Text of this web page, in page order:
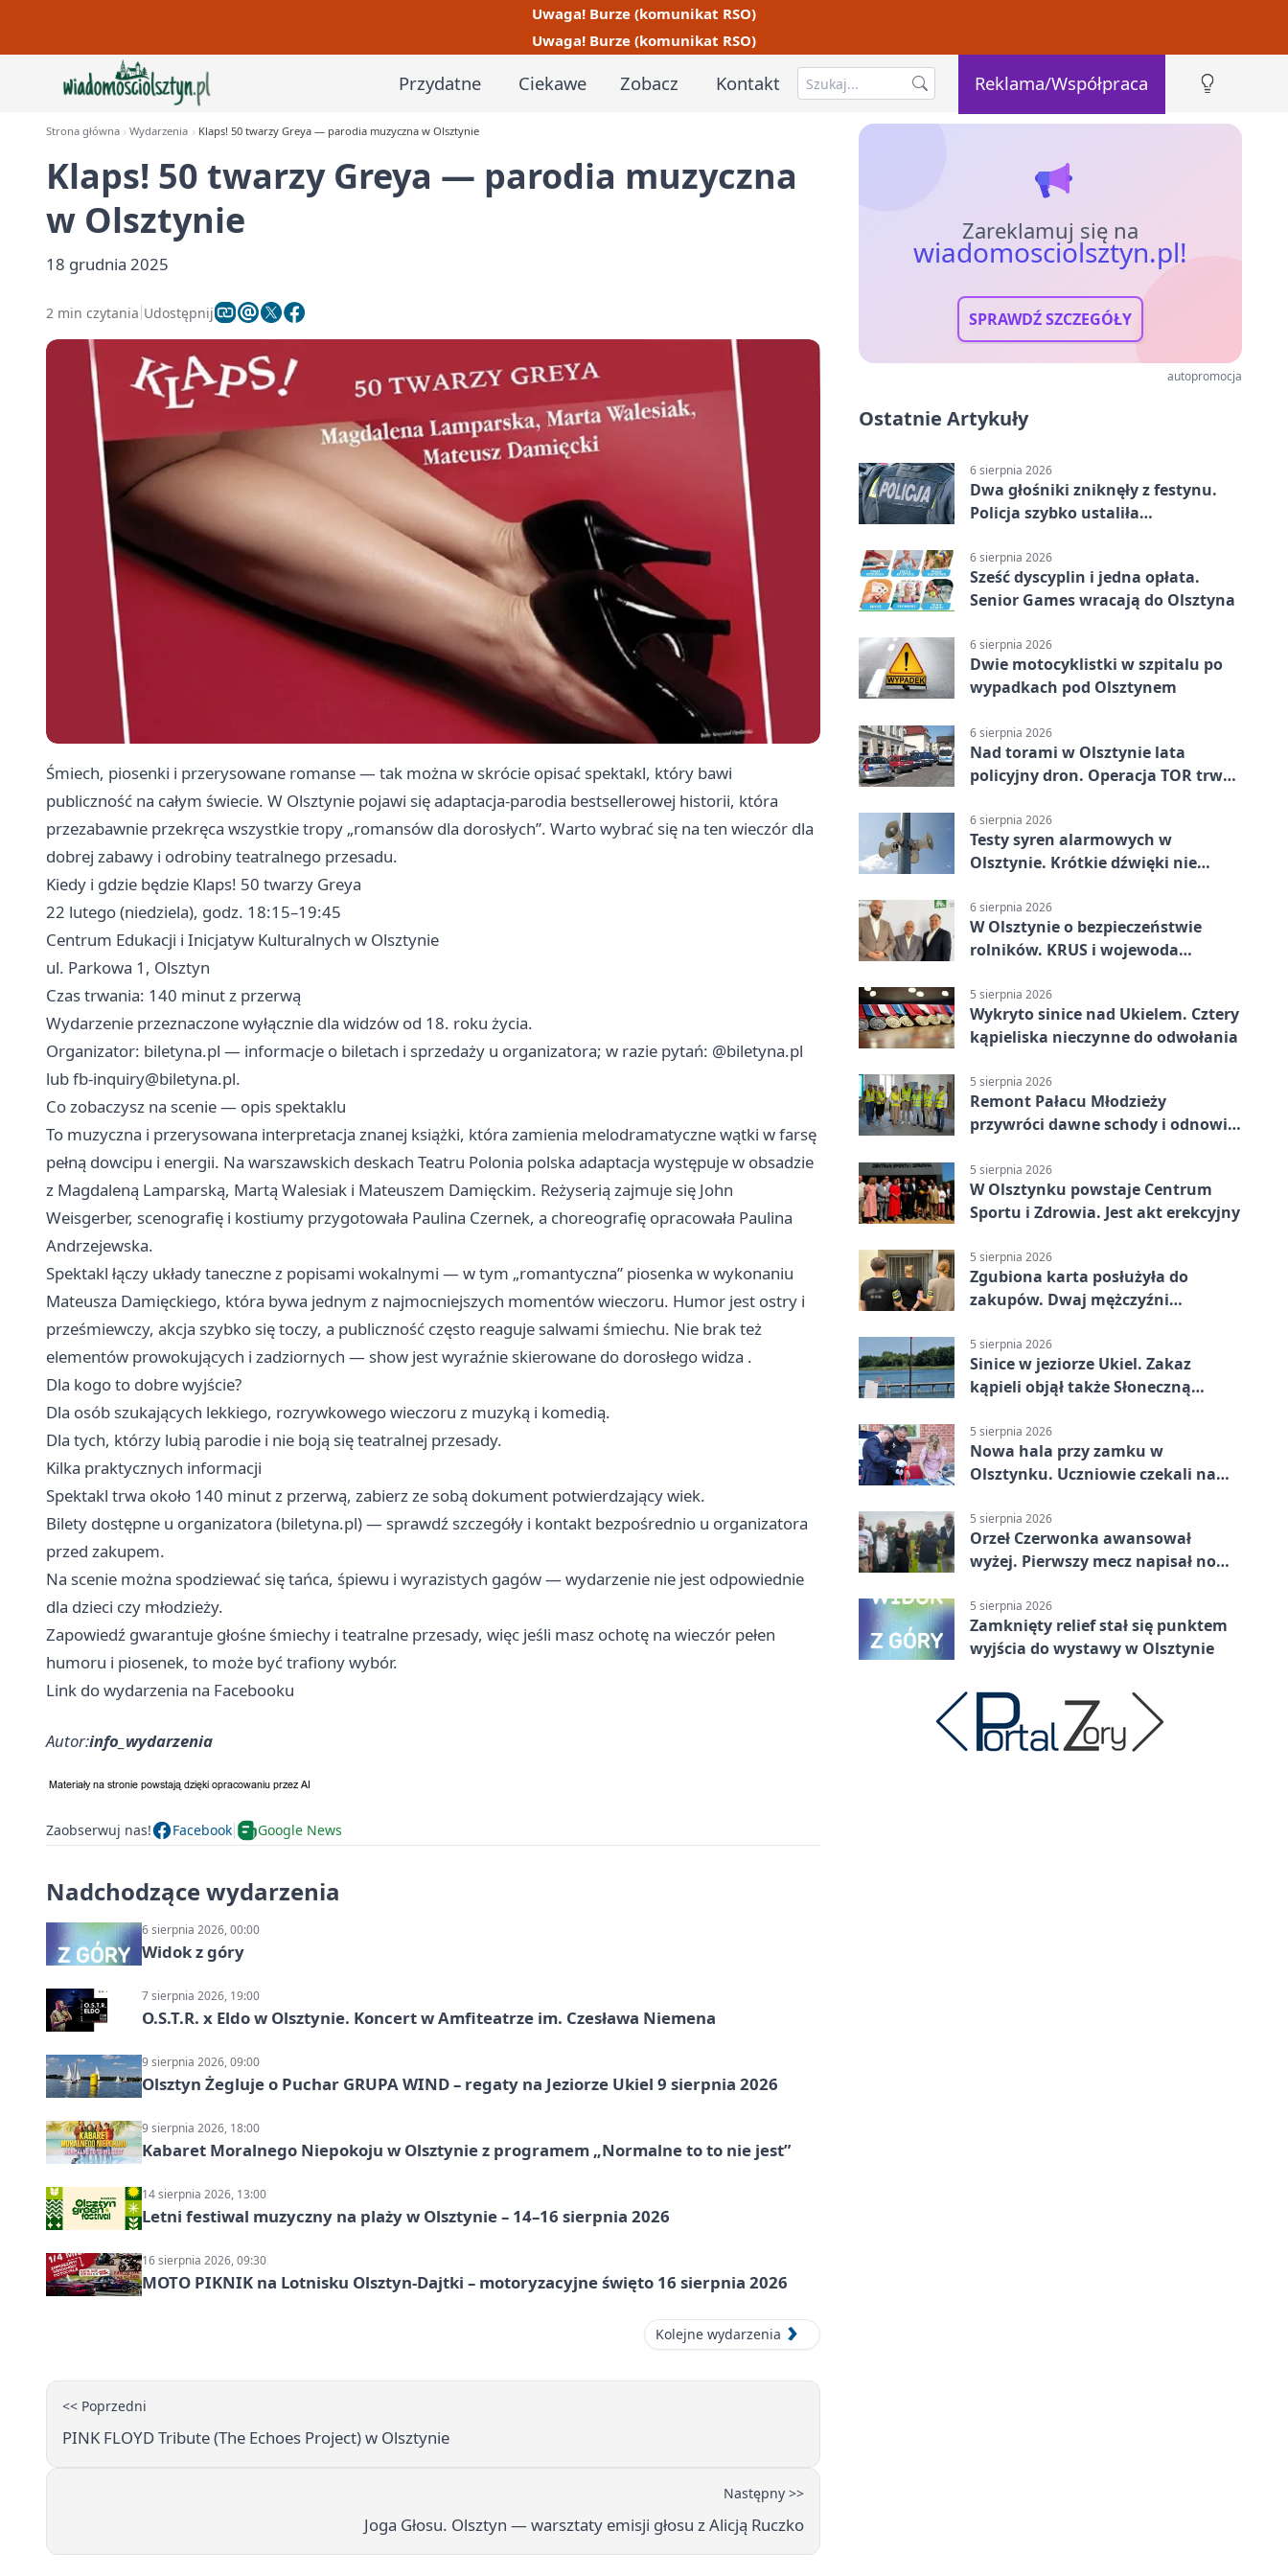
Uwaga! Burze (komunikat RSO)
Uwaga! Burze (komunikat RSO)
Przydatne Ciekawe Zobacz Kontakt Reklama/Współpraca
Strona główna Wydarzenia Klaps! 50 twarzy Greya — parodia muzyczna w Olsztynie
Klaps! 50 twarzy Greya — parodia muzyczna
w Olsztynie
18 grudnia 2025
2 min czytania Udostępnij
Śmiech, piosenki i przerysowane romanse — tak można w skrócie opisać spektakl, który bawi
publiczność na całym świecie. W Olsztynie pojawi się adaptacja-parodia bestsellerowej historii, która
przezabawnie przekręca wszystkie tropy „romansów dla dorosłych”. Warto wybrać się na ten wieczór dla
dobrej zabawy i odrobiny teatralnego przesadu.
Kiedy i gdzie będzie Klaps! 50 twarzy Greya
22 lutego (niedziela), godz. 18:15–19:45
Centrum Edukacji i Inicjatyw Kulturalnych w Olsztynie
ul. Parkowa 1, Olsztyn
Czas trwania: 140 minut z przerwą
Wydarzenie przeznaczone wyłącznie dla widzów od 18. roku życia.
Organizator: biletyna.pl — informacje o biletach i sprzedaży u organizatora; w razie pytań: @biletyna.pl
lubfb-inquiry@biletyna.pl.
Co zobaczysz na scenie — opis spektaklu
To muzyczna i przerysowana interpretacja znanej książki, która zamienia melodramatyczne wątki w farsę
pełną dowcipu i energii. Na warszawskich deskach Teatru Polonia polska adaptacja występuje w obsadzie
z Magdaleną Lamparską, Martą Walesiak i Mateuszem Damięckim. Reżyserią zajmuje się John
Weisgerber, scenografię i kostiumy przygotowała Paulina Czernek, a choreografię opracowała Paulina
Andrzejewska.
Spektakl łączy układy taneczne z popisami wokalnymi — w tym „romantyczna” piosenka w wykonaniu
Mateusza Damięckiego, która bywa jednym z najmocniejszych momentów wieczoru. Humor jest ostry i
prześmiewczy, akcja szybko się toczy, a publiczność często reaguje salwami śmiechu. Nie brak też
elementów prowokujących i zadziornych — show jest wyraźnie skierowane do dorosłego widza .
Dla kogo to dobre wyjście?
Dla osób szukających lekkiego, rozrywkowego wieczoru z muzyką i komedią.
Dla tych, którzy lubią parodie i nie boją się teatralnej przesady.
Kilka praktycznych informacji
Spektakl trwa około 140 minut z przerwą, zabierz ze sobą dokument potwierdzający wiek.
Bilety dostępne u organizatora (biletyna.pl) — sprawdź szczegóły i kontakt bezpośrednio u organizatora
przed zakupem.
Na scenie można spodziewać się tańca, śpiewu i wyrazistych gagów — wydarzenie nie jest odpowiednie
dla dzieci czy młodzieży.
Zapowiedź gwarantuje głośne śmiechy i teatralne przesady, więc jeśli masz ochotę na wieczór pełen
humoru i piosenek, to może być trafiony wybór.
Link do wydarzenia na Facebooku
Autor:info_wydarzenia
Zaobserwuj nas! Facebook Google News
Nadchodzące wydarzenia
6 sierpnia 2026, 00:00
Widok z góry
7 sierpnia 2026, 19:00
O.S.T.R. x Eldo w Olsztynie. Koncert w Amfiteatrze im. Czesława Niemena
9 sierpnia 2026, 09:00
Olsztyn Żegluje o Puchar GRUPA WIND – regaty na Jeziorze Ukiel 9 sierpnia 2026
9 sierpnia 2026, 18:00
Kabaret Moralnego Niepokoju w Olsztynie z programem „Normalne to to nie jest”
14 sierpnia 2026, 13:00
Letni festiwal muzyczny na plaży w Olsztynie – 14–16 sierpnia 2026
16 sierpnia 2026, 09:30
MOTO PIKNIK na Lotnisku Olsztyn-Dajtki – motoryzacyjne święto 16 sierpnia 2026
Kolejne wydarzenia
<< Poprzedni
PINK FLOYD Tribute (The Echoes Project) w Olsztynie
Następny >>
Joga Głosu. Olsztyn — warsztaty emisji głosu z Alicją Ruczko
Zareklamuj się na
wiadomosciolsztyn.pl!
SPRAWDŹ SZCZEGÓŁY
autopromocja
Ostatnie Artykuły
6 sierpnia 2026
Dwa głośniki zniknęły z festynu.
Policja szybko ustaliła
6 sierpnia 2026
Sześć dyscyplin i jedna opłata.
Senior Games wracają do Olsztyna
6 sierpnia 2026
Dwie motocyklistki w szpitalu po
wypadkach pod Olsztynem
6 sierpnia 2026
Nad torami w Olsztynie lata
policyjny dron. Operacja TOR trwa
6 sierpnia 2026
Testy syren alarmowych w
Olsztynie. Krótkie dźwięki nie
6 sierpnia 2026
W Olsztynie o bezpieczeństwie
rolników. KRUS i wojewoda
5 sierpnia 2026
Wykryto sinice nad Ukielem. Cztery
kąpieliska nieczynne do odwołania
5 sierpnia 2026
Remont Pałacu Młodzieży
przywróci dawne schody i odnowi
5 sierpnia 2026
W Olsztynku powstaje Centrum
Sportu i Zdrowia. Jest akt erekcyjny
5 sierpnia 2026
Zgubiona karta posłużyła do
zakupów. Dwaj mężczyźni
5 sierpnia 2026
Sinice w jeziorze Ukiel. Zakaz
kąpieli objął także Słoneczną
5 sierpnia 2026
Nowa hala przy zamku w
Olsztynku. Uczniowie czekali na
5 sierpnia 2026
Orzeł Czerwonka awansował
wyżej. Pierwszy mecz napisał nowy
5 sierpnia 2026
Zamknięty relief stał się punktem
wyjścia do wystawy w Olsztynie